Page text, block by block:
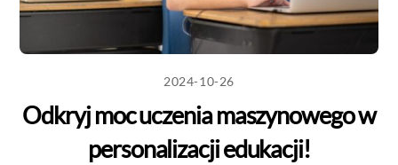
2024-10-26
Odkryj moc uczenia maszynowego w
personalizacji edukacji!